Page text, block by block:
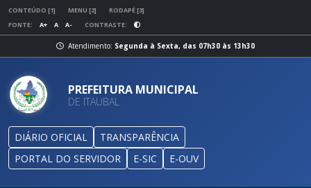
CONTEÚDO [1] MENU [2]
RODAPÉ [3]
FONTE:
A+ A A- CONTRASTE:
Atendimento: Segunda à Sexta, das 07h30 às 13h30
PREFEITURA MUNICIPAL
DE ITAUBAL
DIÁRIO OFICIAL
TRANSPARÊNCIA
PORTAL DO SERVIDOR
E-SIC E-OUV